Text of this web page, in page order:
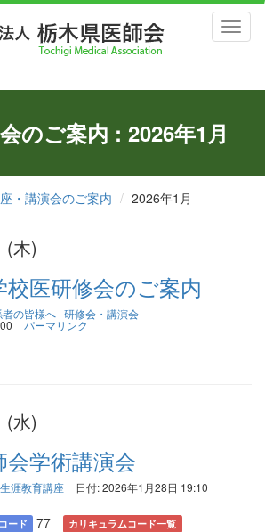
のご案内 : 2026年1月
・講演会のご案内 2026年1月
(木)
医研修会のご案内
の皆様へ | 研修会・講演会
パーマリンク
(水)
学術講演会
生涯教育講座 日付: 2026年1月28日 19:10
ード 77 カリキュラムコード一覧